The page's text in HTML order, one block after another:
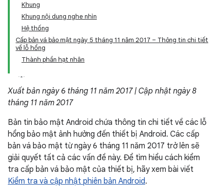
Khung
Khung nội dung nghe nhìn
Hệ thống
Cấp bản vá bảo mật ngày 5 tháng 11 năm 2017 – Thông tin chi tiết
về lỗ hổng
Thành phần hạt nhân
Xuất bản ngày 6 tháng 11 năm 2017 | Cập nhật ngày 8
tháng 11 năm 2017
Bản tin bảo mật Android chứa thông tin chi tiết về các lỗ
hổng bảo mật ảnh hưởng đến thiết bị Android. Các cấp
bản vá bảo mật từ ngày 6 tháng 11 năm 2017 trở lên sẽ
giải quyết tất cả các vấn đề này. Để tìm hiểu cách kiểm
tra cấp bản vá bảo mật của thiết bị, hãy xem bài viết
Kiểm tra và cập nhật phiên bản Android.